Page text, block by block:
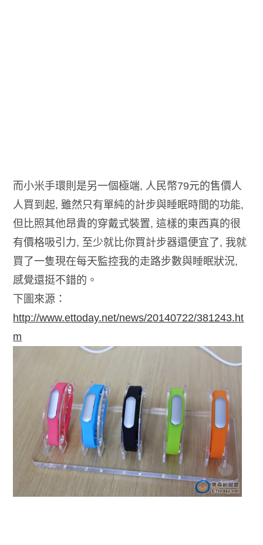
而小米手環則是另一個極端, 人民幣79元的售價人
人買到起, 雖然只有單純的計步與睡眠時間的功能,
但比照其他昂貴的穿戴式裝置, 這樣的東西真的很
有價格吸引力, 至少就比你買計步器還便宜了, 我就
買了一隻現在每天監控我的走路步數與睡眠狀況,
感覺還挺不錯的。
下圖來源：
http://www.ettoday.net/news/20140722/381243.ht
m